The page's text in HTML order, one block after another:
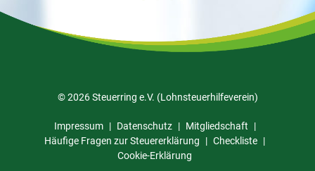
© 2026 Steuerring e.V. (Lohnsteuerhilfeverein)
Impressum Datenschutz
Mitgliedschaft
Häufige Fragen zur Steuererklärung
Checkliste
Cookie-Erklärung